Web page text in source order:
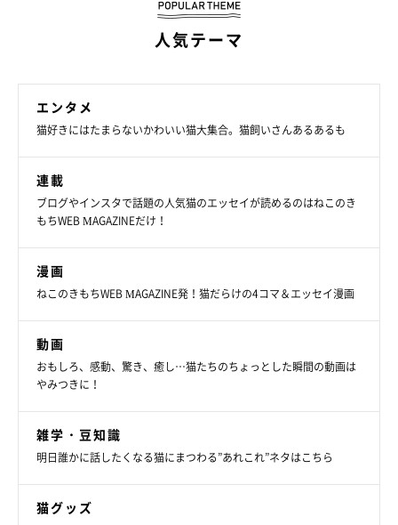
人気テーマ
エンタメ
猫好きにはたまらないかわいい猫大集合。猫飼いさんあるあるも
連載
ブログやインスタで話題の人気猫のエッセイが読めるのはねこのき
もちWEB MAGAZINEだけ！
漫画
ねこのきもちWEB MAGAZINE発！猫だらけの4コマ＆エッセイ漫画
動画
おもしろ、感動、驚き、癒し…猫たちのちょっとした瞬間の動画は
やみつきに！
雑学・豆知識
明日誰かに話したくなる猫にまつわる”あれこれ”ネタはこちら
猫グッズ